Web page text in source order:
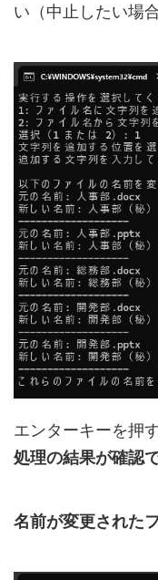
い（中止したい場合
エンターキーを押
処理の結果が確認
名前が変更された